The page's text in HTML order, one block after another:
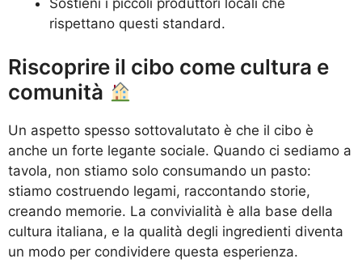
rispettano questi standard.
Riscoprire il cibo come cultura e
comunità
Un aspetto spesso sottovalutato è che il cibo è
anche un forte legante sociale. Quando ci sediamo a
tavola, non stiamo solo consumando un pasto:
stiamo costruendo legami, raccontando storie,
creando memorie. La convivialità è alla base della
cultura italiana, e la qualità degli ingredienti diventa
un modo per condividere questa esperienza.